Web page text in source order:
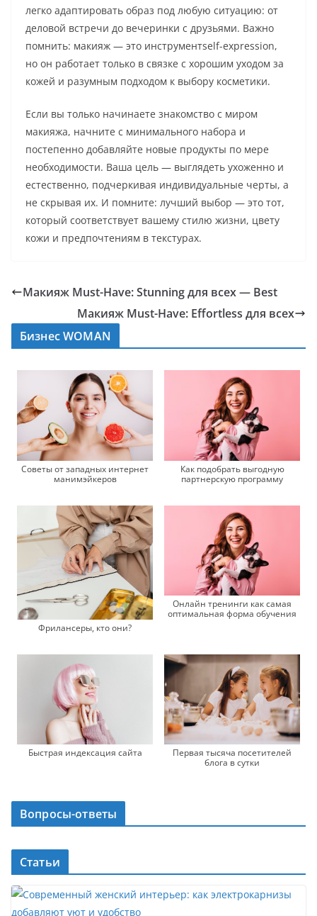
легко адаптировать образ под любую ситуацию: от
деловой встречи до вечеринки с друзьями. Важно
помнить: макияж — это инструментself-expression,
но он работает только в связке с хорошим уходом за
кожей и разумным подходом к выбору косметики.
Если вы только начинаете знакомство с миром
макияжа, начните с минимального набора и
постепенно добавляйте новые продукты по мере
необходимости. Ваша цель — выглядеть ухоженно и
естественно, подчеркивая индивидуальные черты, а
не скрывая их. И помните: лучший выбор — это тот,
который соответствует вашему стилю жизни, цвету
кожи и предпочтениям в текстурах.
Макияж Must-Have: Stunning для всех — Best
Макияж Must-Have: Effortless для всех
Бизнес WOMAN
Советы от западных интернет
манимэйкеров
Как подобрать выгодную
партнерскую программу
Фрилансеры, кто они?
Онлайн тренинги как самая
оптимальная форма обучения
Быстрая индексация сайта
Первая тысяча посетителей
блога в сутки
Вопросы-ответы
Статьи